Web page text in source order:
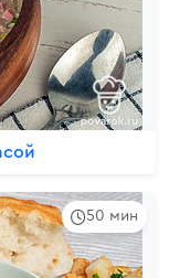
50 мин